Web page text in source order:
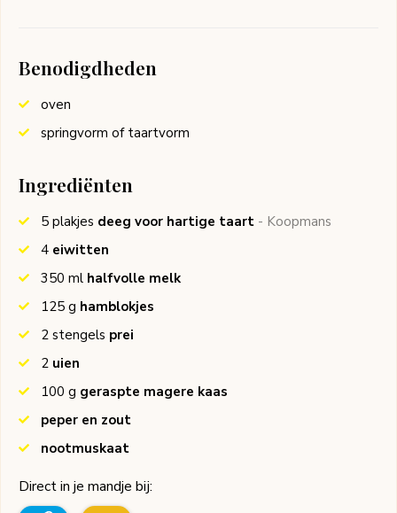
Benodigdheden
oven
springvorm of taartvorm
Ingrediënten
5 plakjes deeg voor hartige taart - Koopmans
4 eiwitten
350 ml halfvolle melk
125 g hamblokjes
2 stengels prei
2 uien
100 g geraspte magere kaas
peper en zout
nootmuskaat
Direct in je mandje bij: